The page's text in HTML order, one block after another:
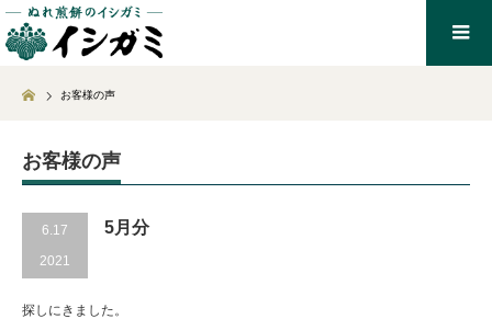
Home
お客様の声
お客様の声
6.17
2021
5月分
探しにきました。